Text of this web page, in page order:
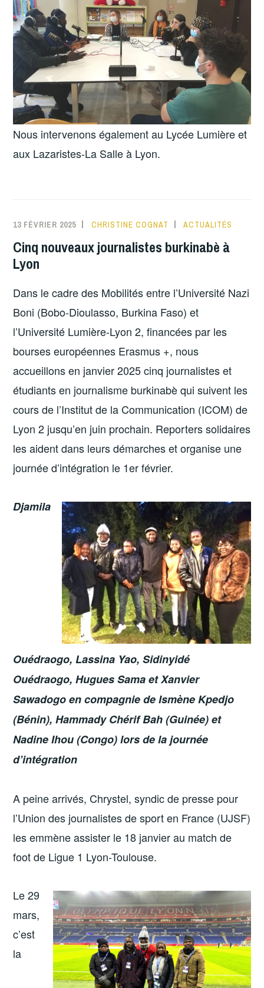
Nous intervenons également au Lycée Lumière et
aux Lazaristes-La Salle à Lyon.
13 FÉVRIER 2025 CHRISTINE COGNAT ACTUALITÉS
Cinq nouveaux journalistes burkinabè à
Lyon
Dans le cadre des Mobilités entre l’Université Nazi
Boni (Bobo-Dioulasso, Burkina Faso) et
l’Université Lumière-Lyon 2, financées par les
bourses européennes Erasmus +, nous
accueillons en janvier 2025 cinq journalistes et
étudiants en journalisme burkinabè qui suivent les
cours de l’Institut de la Communication (ICOM) de
Lyon 2 jusqu’en juin prochain. Reporters solidaires
les aident dans leurs démarches et organise une
journée d’intégration le 1er février.
Djamila
Ouédraogo, Lassina Yao, Sidinyidé
Ouédraogo, Hugues Sama et Xanvier
Sawadogo en compagnie de Ismène Kpedjo
(Bénin), Hammady Chérif Bah (Guinée) et
Nadine Ihou (Congo) lors de la journée
d’intégration
A peine arrivés, Chrystel, syndic de presse pour
l’Union des journalistes de sport en France (UJSF)
les emmène assister le 18 janvier au match de
foot de Ligue 1 Lyon-Toulouse.
Le 29
mars,
c’est
la